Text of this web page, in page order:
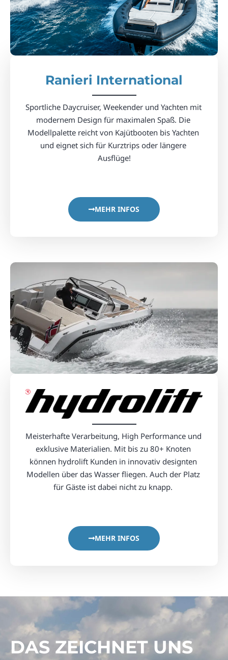
Ranieri International
Sportliche Daycruiser, Weekender und Yachten mit
modernem Design für maximalen Spaß. Die
Modellpalette reicht von Kajütbooten bis Yachten
und eignet sich für Kurztrips oder längere
Ausflüge!
MEHR INFOS
Meisterhafte Verarbeitung, High Performance und
exklusive Materialien. Mit bis zu 80+ Knoten
können hydrolift Kunden in innovativ designten
Modellen über das Wasser fliegen. Auch der Platz
für Gäste ist dabei nicht zu knapp.
MEHR INFOS
DAS ZEICHNET UNS